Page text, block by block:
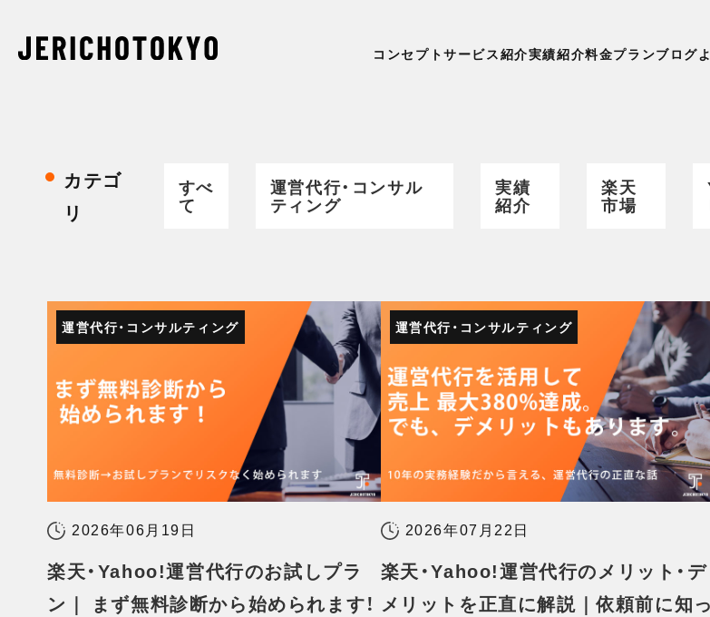
コンセプトサービス紹介実績紹介料金プランブログ
カテゴ
リ
すべ
て
運営代行・コンサル
ティング
実績
紹介
楽天
市場
運営代行・コンサルティング
2026年06月19日
楽天・Yahoo!運営代行のお試しプラ
ン｜ まず無料診断から始められます！
運営代行・コンサルティング
2026年07月22日
楽天・Yahoo!運営代行のメリット・デ
メリットを正直に解説｜依頼前に知っ